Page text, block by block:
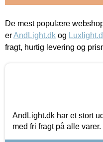
De mest populære
erAndLight.dk og
fragt, hurtig levering og
AndLight.dk har et stort
med fri fragt på alle